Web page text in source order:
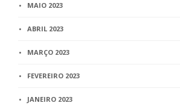
MAIO 2023
ABRIL 2023
MARÇO 2023
FEVEREIRO 2023
JANEIRO 2023